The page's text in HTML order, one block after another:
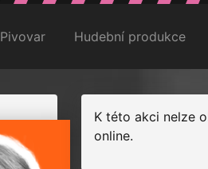
Pivovar Hudební produkce
K této akci nelze
online.